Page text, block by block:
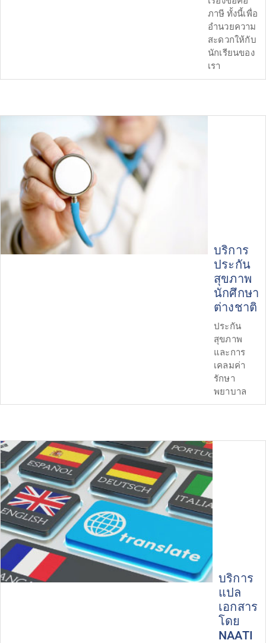
ภาษี ทั้งนี้เพื่อ
อำนวยความ
สะดวกให้กับ
นักเรียนของ
เรา
บริการ
ประกัน
สุขภาพ
นักศึกษา
ต่างชาติ
ประกัน
สุขภาพ
และการ
เคลมค่า
รักษา
พยาบาล
บริการ
แปล
เอกสาร
โดย
NAATI